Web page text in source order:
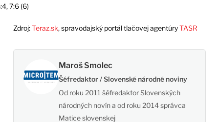
7:6 (6)
Zdroj:Teraz.sk, spravodajský portál tlačovej agentúryTASR
Maroš Smolec
Šéfredaktor / Slovenské národné noviny
Od roku 2011 šéfredaktor Slovenských
národných novín a od roku 2014 správca
Matice slovenskej